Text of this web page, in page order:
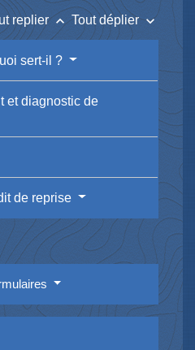
replierkeyboard_arrow_up Tout déplierkeyboard_arrow_down
sert-il ?
et diagnostic de
de reprise